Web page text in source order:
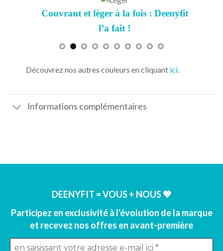
Couvrant et léger à la fois : Deenyfit
l’a fait !
Découvrez nos autres couleurs en cliquant ici.
Informations complémentaires
DEENYFIT = VOUS + NOUS 💖
Participez en exclusivité à l'évolution de la marque
et recevez nos offres en avant-première